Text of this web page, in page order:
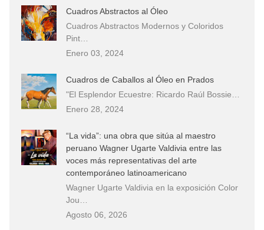
El mundo del arte en pintura surrealista
Cuadros Abstractos al Óleo
Cuadros Abstractos Modernos y Coloridos
Pint…
Enero 03, 2024
Cuadros de Caballos al Óleo en Prados
"El Esplendor Ecuestre: Ricardo Raúl Bossie…
Enero 28, 2024
“La vida”: una obra que sitúa al maestro
peruano Wagner Ugarte Valdivia entre las
voces más representativas del arte
contemporáneo latinoamericano
Wagner Ugarte Valdivia en la exposición Color
Jou…
Agosto 06, 2026